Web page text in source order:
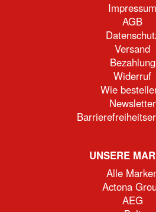
Impressum
AGB
Versand
Bezahlung
Widerruf
Wie
Newsletter
UNSERE
Alle
Actona
AEG